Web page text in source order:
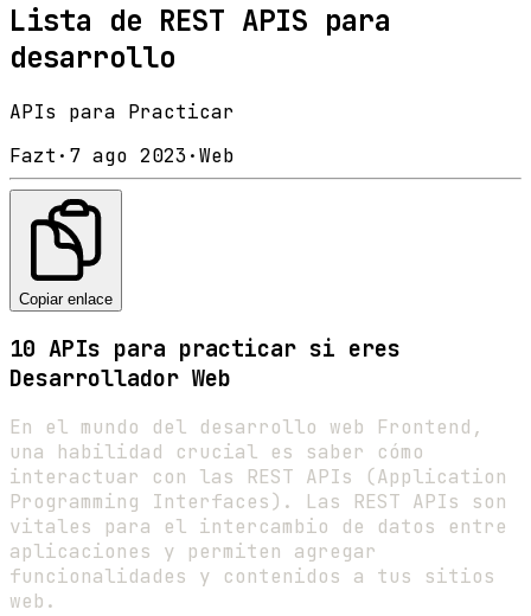
Lista de REST APIS para
desarrollo
APIs para Practicar
Fazt · 7 ago 2023·Web
Copiar enlace
10 APIs para practicar si eres
Desarrollador Web
En el mundo del desarrollo web Frontend,
una habilidad crucial es saber cómo
interactuar con las REST APIs (Application
Programming Interfaces). Las REST APIs son
vitales para el intercambio de datos entre
aplicaciones y permiten agregar
funcionalidades y contenidos a tus sitios
web.